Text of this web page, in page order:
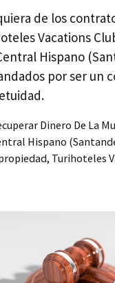
de los
Vacations
Hispano
por ser un
Dinero De La
Hispano
, Turihoteles